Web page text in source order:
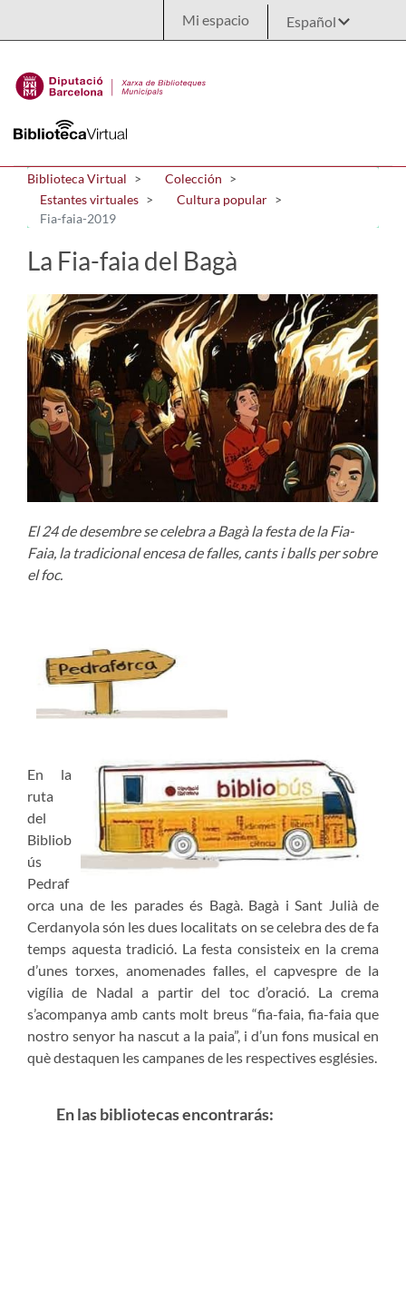
Mi espacio
Biblioteca Virtual
Colección
Estantes virtuales
Cultura popular
Fia-faia-2019
La Fia-faia del Bagà
El 24 de desembre se celebra a Bagà la festa de la Fia-
Faia, la tradicional encesa de falles, cants i balls per sobre
el foc.
En la
ruta
del
Bibliob
ús
Pedraf
orca una de les parades és Bagà. Bagà i Sant Julià de
Cerdanyola són les dues localitats on se celebra des de fa
temps aquesta tradició. La festa consisteix en la crema
d’unes torxes, anomenades falles, el capvespre de la
vigília de Nadal a partir del toc d’oració. La crema
s’acompanya amb cants molt breus “fia-faia, fia-faia que
nostro senyor ha nascut a la paia”, i d’un fons musical en
què destaquen les campanes de les respectives esglésies.
En las bibliotecas encontrarás: